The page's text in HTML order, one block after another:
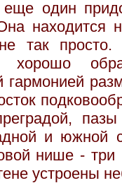
еще один
находится
так
хорошо
гармонией
и южной
нише -
устроены